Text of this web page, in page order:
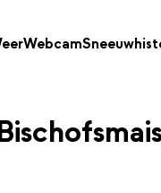
Webcam